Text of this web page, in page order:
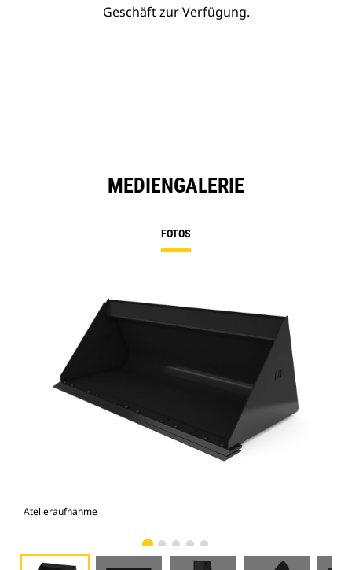
Geschäft zur Verfügung.
MEDIENGALERIE
FOTOS
Atelieraufnahme